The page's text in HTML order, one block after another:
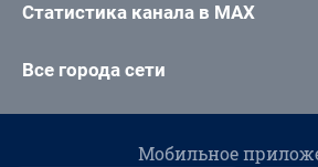
Статистика канала в MAX
Все города сети
Мобильное